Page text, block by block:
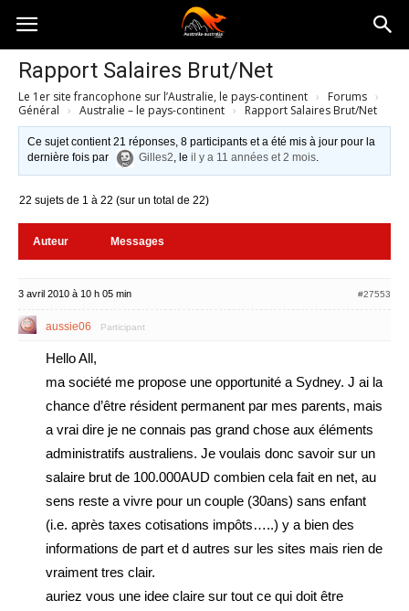
Australia-
australie.com
Rapport Salaires Brut/Net
Le 1er site francophone sur l’Australie, le pays-continent › Forums ›
Général › Australie – le pays-continent › Rapport Salaires Brut/Net
Ce sujet contient 21 réponses, 8 participants et a été mis à jour pour la
dernière fois par
Gilles2, leil y a 11 années et 2 mois.
22 sujets de 1 à 22 (sur un total de 22)
Auteur Messages
3 avril 2010 à 10 h 05 min #27553
aussie06 Participant
Hello All,
ma société me propose une opportunité a Sydney. J ai la
chance d’être résident permanent par mes parents, mais
a vrai dire je ne connais pas grand chose aux éléments
administratifs australiens. Je voulais donc savoir sur un
salaire brut de 100.000AUD combien cela fait en net, au
sens reste a vivre pour un couple (30ans) sans enfant
(i.e. après taxes cotisations impôts…..) y a bien des
informations de part et d autres sur les sites mais rien de
vraiment tres clair.
auriez vous une idee claire sur tout ce qui doit être